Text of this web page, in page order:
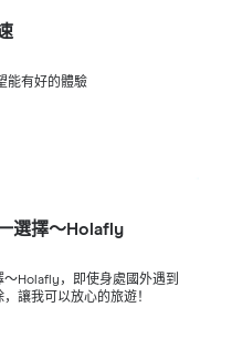
能有好的體驗
選擇～Holafly
Holafly，即使身處國外遇到
讓我可以放心的旅遊！